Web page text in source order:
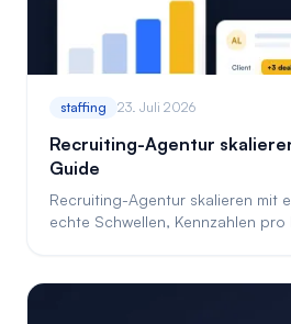
staffing 23. Juli 2026
Recruiting-Agentur
Guide
Recruiting-Agentur skalieren mit
echte Schwellen, Kennzahlen